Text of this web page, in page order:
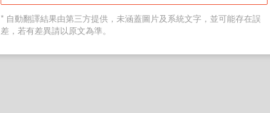
* 自動翻譯結果由第三方提供，未涵蓋圖片及系統文字，並可能存在誤
差，若有差異請以原文為準。